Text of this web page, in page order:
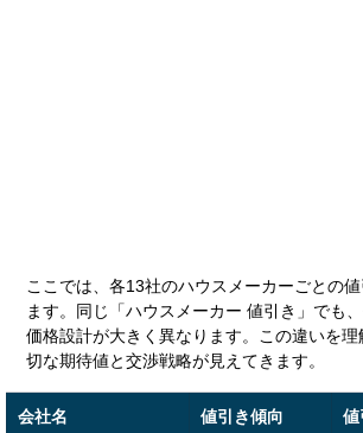
ここでは、各13社のハウスメーカーごとの
ます。同じ「ハウスメーカー 値引き」でも
価格設計が大きく異なります。この違いを
切な期待値と交渉戦略が見えてきます。
会社名 値引き傾向 値